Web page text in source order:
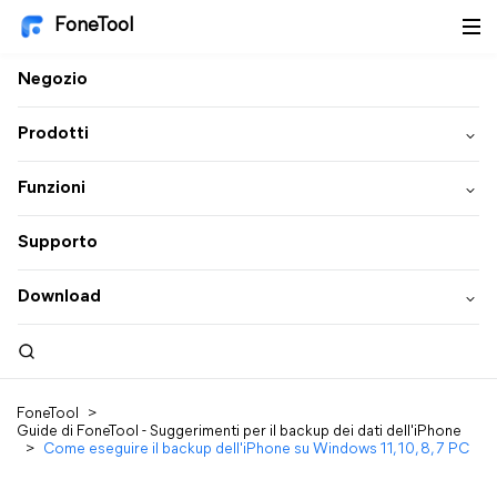
FoneTool
Negozio
Prodotti
Funzioni
Supporto
Download
FoneTool
>
Guide di FoneTool - Suggerimenti per il backup dei dati dell'iPhone
> Come eseguire il backup dell'iPhone su Windows 11, 10, 8, 7 PC